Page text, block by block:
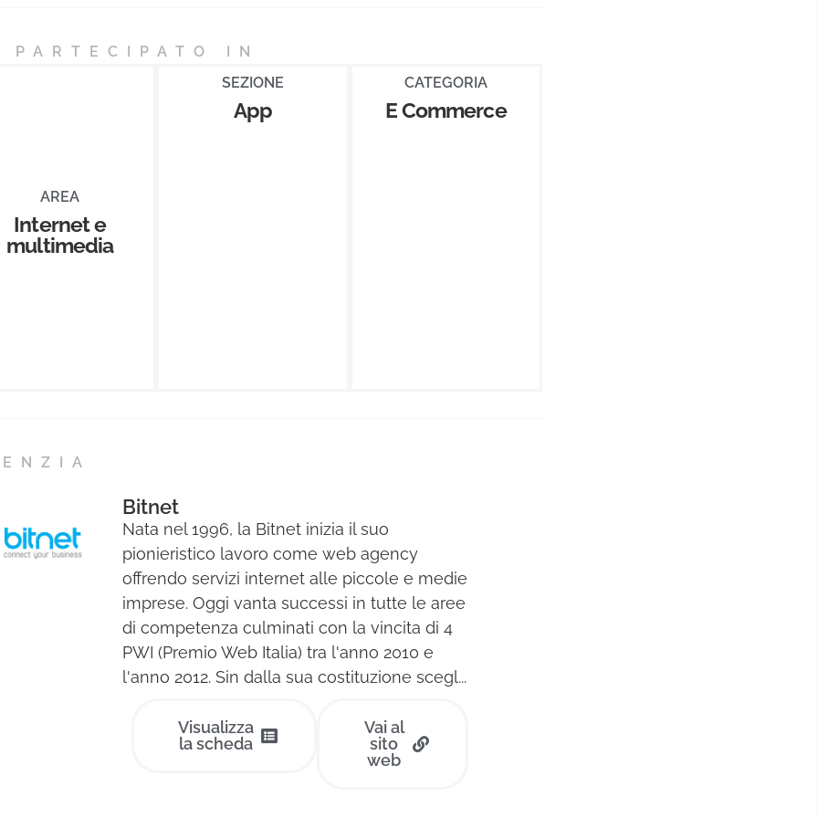
PARTECIPATO IN
AREA
Internet e
multimedia
SEZIONE
App
CATEGORIA
E Commerce
Bitnet
Nata nel 1996, la Bitnet inizia il suo
pionieristico lavoro come web agency
offrendo servizi internet alle piccole e medie
imprese. Oggi vanta successi in tutte le aree
di competenza culminati con la vincita di 4
PWI (Premio Web Italia) tra l'anno 2010 e
l'anno 2012. Sin dalla sua costituzione scegl...
Visualizza
la scheda
Vai al
sito
web